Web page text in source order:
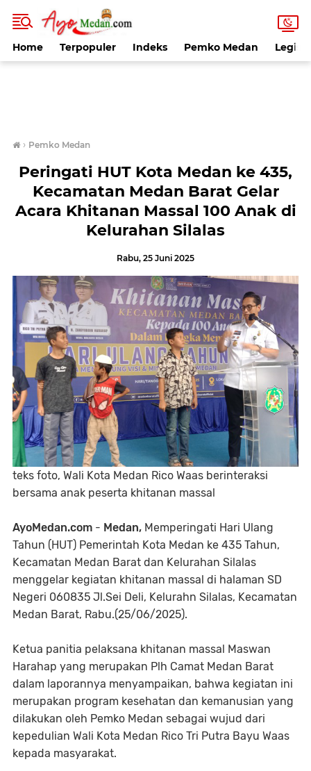
Home Terpopuler Indeks Pemko Medan
› Pemko Medan
Peringati HUT Kota Medan ke 435,
Kecamatan Medan Barat Gelar
Acara Khitanan Massal 100 Anak di
Kelurahan Silalas
Rabu, 25 Juni 2025
teks foto, Wali Kota Medan Rico Waas berinteraksi
bersama anak peserta khitanan massal
AyoMedan.com - Medan, Memperingati Hari Ulang
Tahun (HUT) Pemerintah Kota Medan ke 435 Tahun,
Kecamatan Medan Barat dan Kelurahan Silalas
menggelar kegiatan khitanan massal di halaman SD
Negeri 060835 Jl.Sei Deli, Kelurahn Silalas, Kecamatan
Medan Barat, Rabu.(25/06/2025).
Ketua panitia pelaksana khitanan massal Maswan
Harahap yang merupakan Plh Camat Medan Barat
dalam laporannya menyampaikan, bahwa kegiatan ini
merupakan program kesehatan dan kemanusian yang
dilakukan oleh Pemko Medan sebagai wujud dari
kepedulian Wali Kota Medan Rico Tri Putra Bayu Waas
kepada masyarakat.